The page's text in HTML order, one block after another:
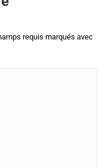
requis marqués avec